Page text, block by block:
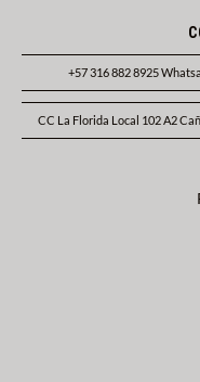
+57 316 882 8925
CC La Florida Local 102 A2